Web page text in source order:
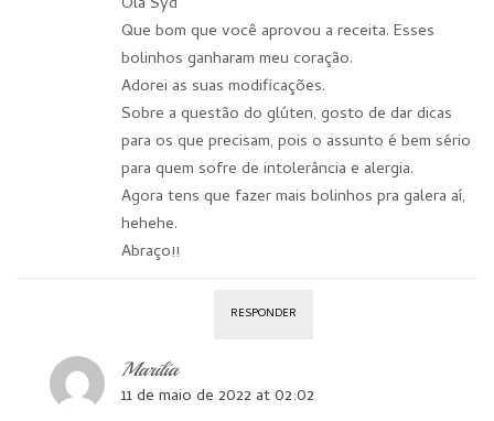
Que bom que você aprovou a receita. Esses
bolinhos ganharam meu coração.
Adorei as suas modificações.
Sobre a questão do glúten, gosto de dar dicas
para os que precisam, pois o assunto é bem sério
para quem sofre de intolerância e alergia.
Agora tens que fazer mais bolinhos pra galera aí,
hehehe.
Abraço!!
RESPONDER
Marília
11 de maio de 2022 at 02:02